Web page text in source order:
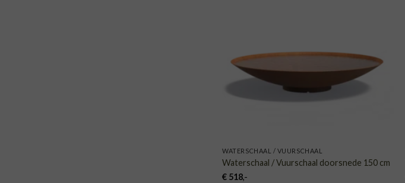
WATERSCHAAL / VUURSCHAAL
Waterschaal / Vuurschaal doorsnede 150 cm
€ 518,-